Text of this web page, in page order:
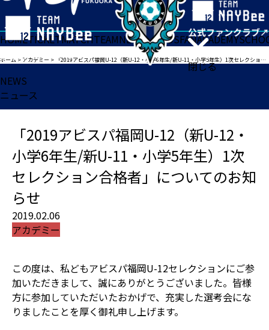
閉じる
HOMETICKETMATCHTEAMNEWSGOODSFANACADEMY
ホーム > アカデミー > 「2019アビスパ福岡U-12（新U-12・小学6年生/新U-11・小学5年生）1次セレクション合格者」についてのお知らせ
NEWS
ニュース
「2019アビスパ福岡U-12（新U-12・
小学6年生/新U-11・小学5年生）1次
セレクション合格者」についてのお知
らせ
2019.02.06
アカデミー
この度は、私どもアビスパ福岡U-12セレクションにご参
加いただきまして、誠にありがとうございました。皆様
方に参加していただいたおかげで、充実した選考会にな
りましたことを厚く御礼申し上げます。